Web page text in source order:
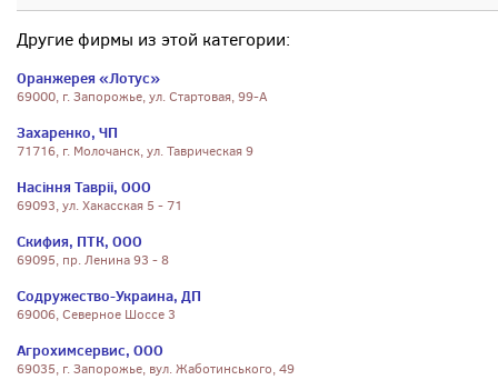
Другие фирмы из этой категории:
Оранжерея «Лотус»
69000, г. Запорожье, ул. Стартовая, 99-А
Захаренко, ЧП
71716, г. Молочанск, ул. Таврическая 9
Насiння Таврii, ООО
69093, ул. Хакасская 5 - 71
Скифия, ПТК, ООО
69095, пр. Ленина 93 - 8
Содружество-Украина, ДП
69006, Северное Шоссе 3
Агрохимсервис, ООО
69035, г. Запорожье, вул. Жаботинського, 49